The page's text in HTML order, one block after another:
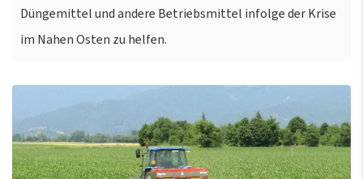
Düngemittel und andere Betriebsmittel infolge der Krise
im Nahen Osten zu helfen.